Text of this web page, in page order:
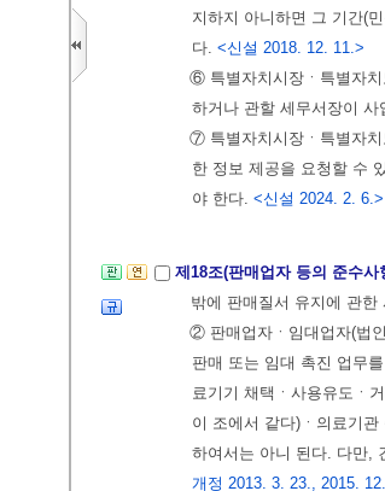
지하지 아니하면 그 기간(
다. <신설 2018. 12. 11.>
⑥ 특별자치시장ㆍ특별자
하거나 관할 세무서장이
⑦ 특별자치시장ㆍ특별자치
한 정보 제공을 요청할 수
야 한다. <신설 2024. 2. 6.>
제18조(판매업자 등의 준수사
밖에 판매질서 유지에 관한
② 판매업자ㆍ임대업자(법
판매 또는 임대 촉진 업무
료기기 채택ㆍ사용유도ㆍ
이 조에서 같다)ㆍ의료기
하여서는 아니 된다. 다만,
개정 2013. 3. 23., 2015.